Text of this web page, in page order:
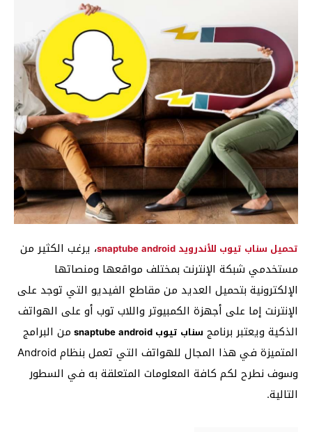
تحميل سناب تيوب للأندرويد snaptube android
، يرغب الكثير من
مستخدمي شبكة الإنترنت بمختلف مواقعها ومنصاتها
الإلكترونية بتحميل العديد من مقاطع الفيديو التي توجد على
الإنترنت إما على أجهزة الكمبيوتر واللاب توب أو على الهواتف
الذكية ويعتبر برنامج سناب تيوب snaptube android
من البرامج
المتميزة في هذا المجال للهواتف التي تعمل بنظام Android
وسوف نطرح لكم كافة المعلومات المتعلقة به في السطور
التالية.